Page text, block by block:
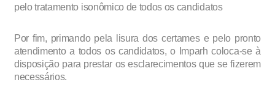
pelo tratamento isonômico de todos os candidatos
Por fim, primando pela lisura dos certames e pelo pronto
atendimento a todos os candidatos, o Imparh coloca-se à
disposição para prestar os esclarecimentos que se fizerem
necessários.